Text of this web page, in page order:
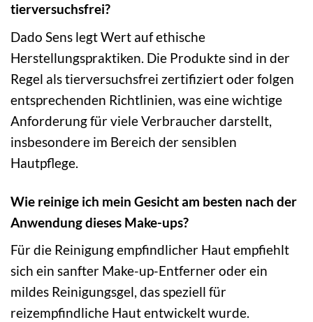
tierversuchsfrei?
Dado Sens legt Wert auf ethische
Herstellungspraktiken. Die Produkte sind in der
Regel als tierversuchsfrei zertifiziert oder folgen
entsprechenden Richtlinien, was eine wichtige
Anforderung für viele Verbraucher darstellt,
insbesondere im Bereich der sensiblen
Hautpflege.
Wie reinige ich mein Gesicht am besten nach der
Anwendung dieses Make-ups?
Für die Reinigung empfindlicher Haut empfiehlt
sich ein sanfter Make-up-Entferner oder ein
mildes Reinigungsgel, das speziell für
reizempfindliche Haut entwickelt wurde.